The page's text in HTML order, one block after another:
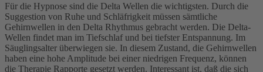
Für die Hypnose sind die Delta Wellen die wichtigsten. Durch die
Suggestion von Ruhe und Schläfrigkeit müssen sämtliche
Gehirnwellen in den Delta Rhythmus gebracht werden. Die Delta-
Wellen findet man im Tiefschlaf und bei tiefster Entspannung. Im
Säuglingsalter überwiegen sie. In diesem Zustand, die Gehirnwellen
haben eine hohe Amplitude bei einer niedrigen Frequenz, können
die Therapie Rapporte gesetzt werden. Interessant ist, daß die sich